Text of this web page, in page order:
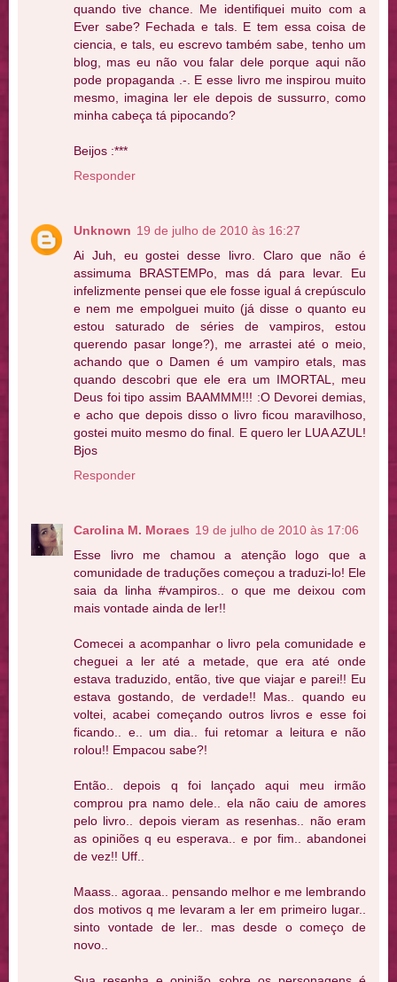
quando tive chance. Me identifiquei muito com a
Ever sabe? Fechada e tals. E tem essa coisa de
ciencia, e tals, eu escrevo também sabe, tenho um
blog, mas eu não vou falar dele porque aqui não
pode propaganda .-. E esse livro me inspirou muito
mesmo, imagina ler ele depois de sussurro, como
minha cabeça tá pipocando?
Beijos :***
Responder
Unknown 19 de julho de 2010 às 16:27
Ai Juh, eu gostei desse livro. Claro que não é
assimuma BRASTEMPo, mas dá para levar. Eu
infelizmente pensei que ele fosse igual á crepúsculo
e nem me empolguei muito (já disse o quanto eu
estou saturado de séries de vampiros, estou
querendo pasar longe?), me arrastei até o meio,
achando que o Damen é um vampiro etals, mas
quando descobri que ele era um IMORTAL, meu
Deus foi tipo assim BAAMMM!!! :O Devorei demias,
e acho que depois disso o livro ficou maravilhoso,
gostei muito mesmo do final. E quero ler LUA AZUL!
Bjos
Responder
Carolina M. Moraes 19 de julho de 2010 às 17:06
Esse livro me chamou a atenção logo que a
comunidade de traduções começou a traduzi-lo! Ele
saia da linha #vampiros.. o que me deixou com
mais vontade ainda de ler!!
Comecei a acompanhar o livro pela comunidade e
cheguei a ler até a metade, que era até onde
estava traduzido, então, tive que viajar e parei!! Eu
estava gostando, de verdade!! Mas.. quando eu
voltei, acabei começando outros livros e esse foi
ficando.. e.. um dia.. fui retomar a leitura e não
rolou!! Empacou sabe?!
Então.. depois q foi lançado aqui meu irmão
comprou pra namo dele.. ela não caiu de amores
pelo livro.. depois vieram as resenhas.. não eram
as opiniões q eu esperava.. e por fim.. abandonei
de vez!! Uff..
Maass.. agoraa.. pensando melhor e me lembrando
dos motivos q me levaram a ler em primeiro lugar..
sinto vontade de ler.. mas desde o começo de
novo..